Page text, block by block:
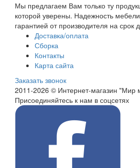
Мы предлагаем Вам только ту
которой уверены. Надежность
гарантией от производителя на срок
Доставка/оплата
Сборка
Контакты
Карта сайта
Заказать звонок
2011-2026 © Интернет-магазин "Мир
Присоединяйтесь к нам в соцсетях